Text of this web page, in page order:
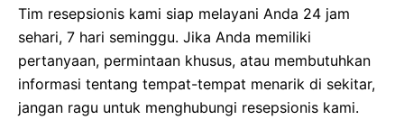
Tim resepsionis kami siap melayani Anda 24 jam
sehari, 7 hari seminggu. Jika Anda memiliki
pertanyaan, permintaan khusus, atau membutuhkan
informasi tentang tempat-tempat menarik di sekitar,
jangan ragu untuk menghubungi resepsionis kami.